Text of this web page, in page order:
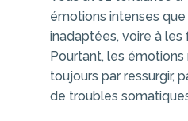
émotions intenses
inadaptées, voire à les
Pourtant, les
toujours par ressurgir,
de troubles